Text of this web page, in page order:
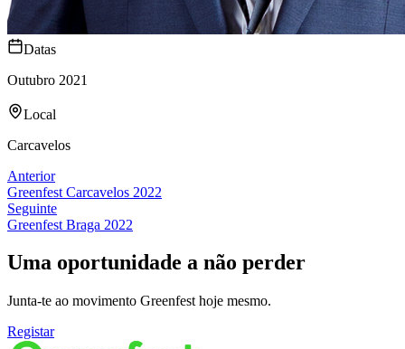
Datas
Outubro 2021
Local
Carcavelos
Anterior
Greenfest Carcavelos 2022
Seguinte
Greenfest Braga 2022
Uma oportunidade a não perder
Junta-te ao movimento Greenfest hoje mesmo.
Registar